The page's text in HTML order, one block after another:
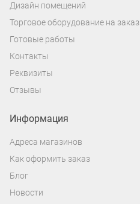
Дизайн помещений
Торговое оборудование на заказ
Готовые работы
Контакты
Реквизиты
Отзывы
Информация
Адреса магазинов
Как оформить заказ
Блог
Новости